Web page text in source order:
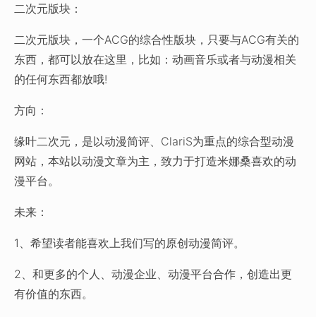
二次元版块：
二次元版块，一个ACG的综合性版块，只要与ACG有关的
东西，都可以放在这里，比如：动画音乐或者与动漫相关
的任何东西都放哦!
方向：
缘叶二次元，是以动漫简评、ClariS为重点的综合型动漫
网站，本站以动漫文章为主，致力于打造米娜桑喜欢的动
漫平台。
未来：
1、希望读者能喜欢上我们写的原创动漫简评。
2、和更多的个人、动漫企业、动漫平台合作，创造出更
有价值的东西。